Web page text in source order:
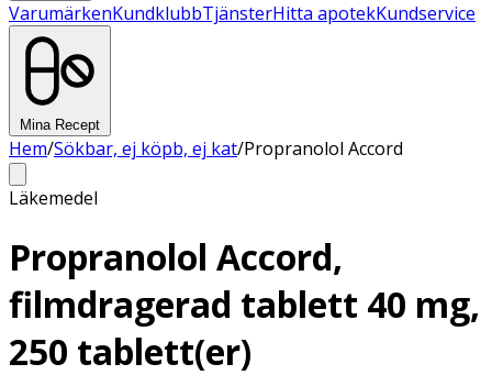
VarumärkenKundklubbTjänsterHitta apotekKundservice
Mina Recept
Hem/Sökbar, ej köpb, ej kat/Propranolol Accord
Läkemedel
Propranolol Accord,
filmdragerad tablett 40 mg,
250 tablett(er)